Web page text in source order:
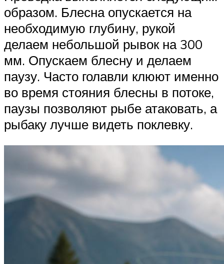
образом. Блесна опускается на
необходимую глубину, рукой
делаем небольшой рывок на 300
мм. Опускаем блесну и делаем
паузу. Часто голавли клюют именно
во время стояния блесны в потоке,
паузы позволяют рыбе атаковать, а
рыбаку лучше видеть поклевку.